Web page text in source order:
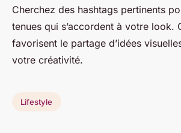
Cherchez des hashtags pertinents
tenues qui s’accordent à votre look.
favorisent le partage d’idées
votre créativité.
Lifestyle